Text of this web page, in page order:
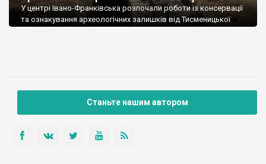
У центрі Івано-Франківська розпочали роботи із консервації
та ознакування археологічних залишків від Тисменицької
ознакування залишків фрагментів Тисменицької брами, котрі
Станьте нашим автором